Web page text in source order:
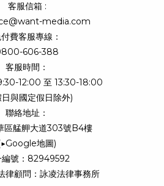
客服信箱 :
media.com
費客服專線：
606-388
客服時間：
12:00 至 13:30-18:00
日與國定假日除外)
聯絡地址：
區艋舺大道303號B4樓
▶Google地圖)
編號：82949592
律顧問：詠凌法律事務所